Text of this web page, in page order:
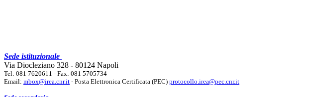
Sede istituzionale
Via Diocleziano 328 - 80124 Napoli
Tel: 081 7620611 - Fax: 081 5705734
Email: mbox@irea.cnr.it - Posta Elettronica Certificata (PEC) protocollo.irea@pec.cnr.it